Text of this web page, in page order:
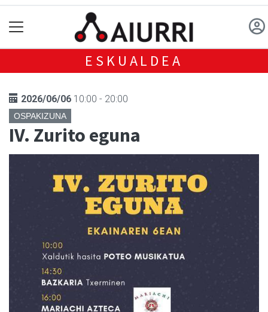
ESKUALDEA
2026/06/06 10:00 - 20:00
OSPAKIZUNA
IV. Zurito eguna